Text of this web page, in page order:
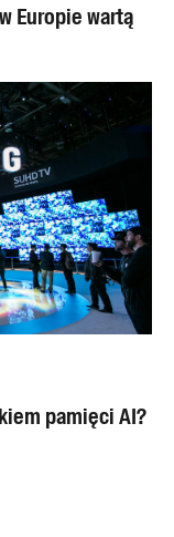
Europie wartą
pamięci AI?